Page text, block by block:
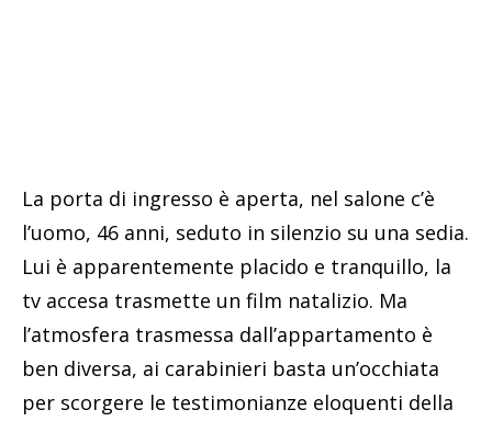
La porta di ingresso è aperta, nel salone c’è
l’uomo, 46 anni, seduto in silenzio su una sedia.
Lui è apparentemente placido e tranquillo, la
tv accesa trasmette un film natalizio. Ma
l’atmosfera trasmessa dall’appartamento è
ben diversa, ai carabinieri basta un’occhiata
per scorgere le testimonianze eloquenti della